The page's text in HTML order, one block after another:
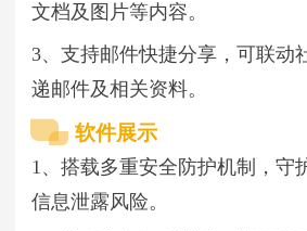
文档及图片等内容。
3、支持邮件快捷分享，可联动
递邮件及相关资料。
软件展示
1、搭载多重安全防护机制，守
信息泄露风险。